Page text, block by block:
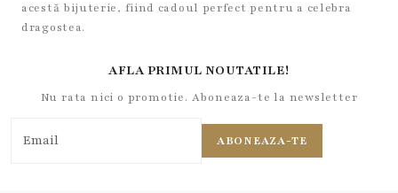
acestă bijuterie, fiind cadoul perfect pentru a celebra
dragostea.
AFLA PRIMUL NOUTATILE!
Nu rata nici o promotie. Aboneaza-te la newsletter
ABONEAZA-TE